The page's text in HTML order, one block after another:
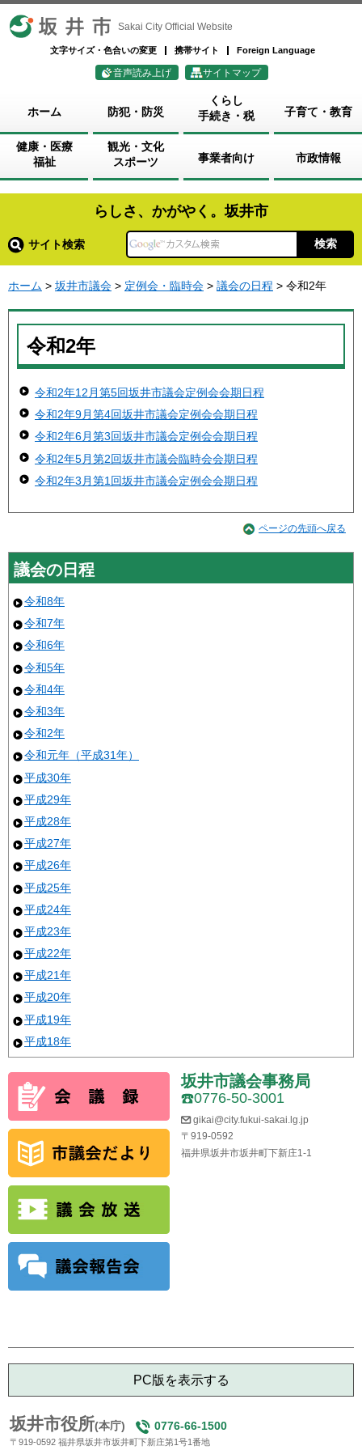
坂井市 Sakai City Official Website
文字サイズ・色合いの変更 携帯サイト Foreign Language
音声読み上げ サイトマップ
ホーム 防犯・防災
くらし
手続き・税
子育て・教育
健康・医療
福祉
観光・文化
スポーツ
事業者向け 市政情報
らしさ、かがやく。坂井市
サイト検索
ホーム > 坂井市議会 > 定例会・臨時会 > 議会の日程 > 令和2年
令和2年
令和2年12月第5回坂井市議会定例会会期日程
令和2年9月第4回坂井市議会定例会会期日程
令和2年6月第3回坂井市議会定例会会期日程
令和2年5月第2回坂井市議会臨時会会期日程
令和2年3月第1回坂井市議会定例会会期日程
ページの先頭へ戻る
議会の日程
令和8年
令和7年
令和6年
令和5年
令和4年
令和3年
令和2年
令和元年（平成31年）
平成30年
平成29年
平成28年
平成27年
平成26年
平成25年
平成24年
平成23年
平成22年
平成21年
平成20年
平成19年
平成18年
坂井市議会事務局
0776-50-3001
gikai@city.fukui-sakai.lg.jp
〒919-0592
福井県坂井市坂井町下新庄1-1
PC版を表示する
坂井市役所(本庁) 0776-66-1500
〒919-0592 福井県坂井市坂井町下新庄第1号1番地